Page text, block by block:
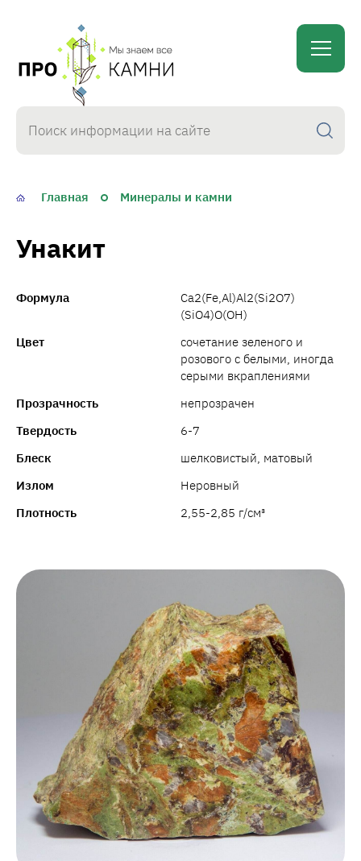
proKamni
Главная Минералы и камни
Унакит
Формула
Ca2(Fe,Al)Al2(Si2O7)
(SiO4)O(OH)
Цвет
сочетание зеленого и
розового с белыми, иногда
серыми вкраплениями
Прозрачность
непрозрачен
Твердость
6-7
Блеск
шелковистый, матовый
Излом
Неровный
Плотность
2,55-2,85 г/см³